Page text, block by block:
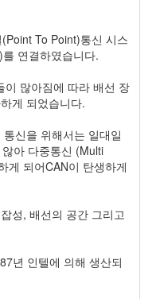
To Point)통신 시스
연결하였습니다.
이 많아짐에 따라 배선 장
게 되었습니다.
신을 위해서는 일대일
아 다중통신 (Multi
게 되어CAN이 탄생하게
성, 배선의 공간 그리고
년 인텔에 의해 생산되